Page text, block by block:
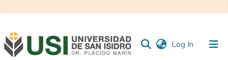
Log In (current)